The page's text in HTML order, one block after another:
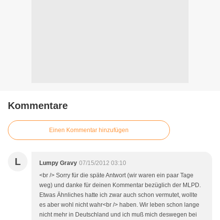
Kommentare
Einen Kommentar hinzufügen
L Lumpy Gravy 07/15/2012 03:10
<br /> Sorry für die späte Antwort (wir waren ein paar Tage
weg) und danke für deinen Kommentar bezüglich der MLPD.
Etwas Ähnliches hatte ich zwar auch schon vermutet, wollte
es aber wohl nicht wahr<br /> haben. Wir leben schon lange
nicht mehr in Deutschland und ich muß mich deswegen bei